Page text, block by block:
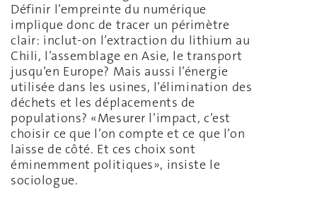
Définir l’empreinte du numérique
implique donc de tracer un périmètre
clair: inclut-on l’extraction du lithium au
Chili, l’assemblage en Asie, le transport
jusqu’en Europe? Mais aussi l’énergie
utilisée dans les usines, l’élimination des
déchets et les déplacements de
populations? «Mesurer l’impact, c’est
choisir ce que l’on compte et ce que l’on
laisse de côté. Et ces choix sont
éminemment politiques», insiste le
sociologue.